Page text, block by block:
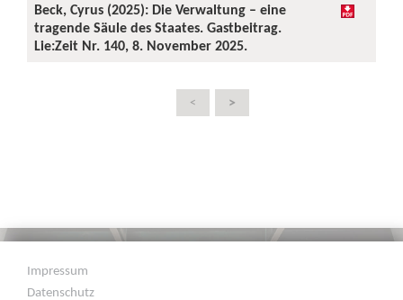
Beck, Cyrus (2025): Die Verwaltung – eine
tragende Säule des Staates. Gastbeitrag.
Lie:Zeit Nr. 140, 8. November 2025.
< >
Impressum
Datenschutz